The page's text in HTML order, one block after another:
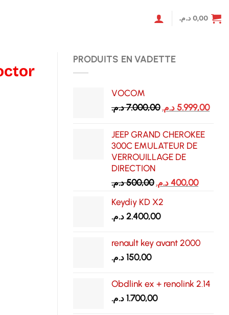
0,00 د.م.
PRODUITS EN VADETTE
VOCOM
7.000,00د.م.
Le
initial
était :
5.999,00د.م.
Le
JEEP GRAND CHEROKEE
300C EMULATEUR DE
VERROUILLAGE DE
DIRECTION
500,00د.م.
Le
initial
était :
400,00د.م.
Le
Keydiy KD X2
2.400,00د.م.
renault key avant 2000
150,00د.م.
Obdlink ex + renolink 2.14
1.700,00د.م.